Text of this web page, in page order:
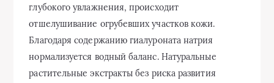
глубокого увлажнения, происходит
отшелушивание огрубевших участков кожи.
Благодаря содержанию гиалуроната натрия
нормализуется водный баланс. Натуральные
растительные экстракты без риска развития